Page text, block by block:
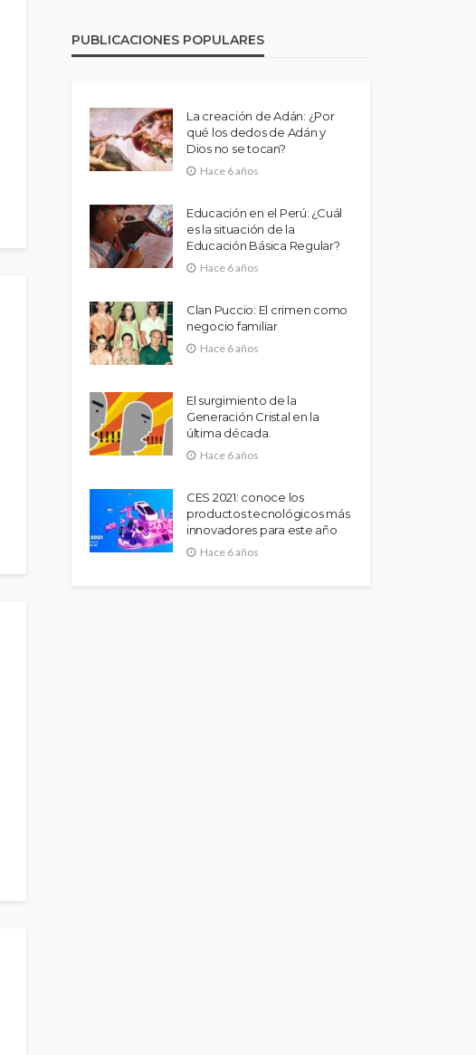
PUBLICACIONES POPULARES
La creación de Adán: ¿Por
qué los dedos de Adán y
Dios no se tocan?
Hace 6 años
Educación en el Perú: ¿Cuál
es la situación de la
Educación Básica Regular?
Hace 6 años
Clan Puccio: El crimen como
negocio familiar
Hace 6 años
El surgimiento de la
Generación Cristal en la
última década.
Hace 6 años
CES 2021: conoce los
productos tecnológicos más
innovadores para este año
Hace 6 años